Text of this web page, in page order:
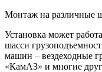
Монтаж на различные
Установка может
шасси
машин – вездеходные
«КамАЗ» и многие